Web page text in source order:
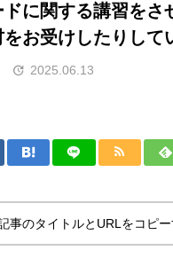
に関する講習をさ
お受けしたりして
2025.06.13
事のタイトルとURLをコピ